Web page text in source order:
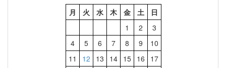
月
火 水 木 金 土
日
1
2
3
4
5 6 7 8 9
10
11
12 13 14 15 16
17